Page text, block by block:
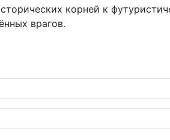
корней к
врагов.
чистоте